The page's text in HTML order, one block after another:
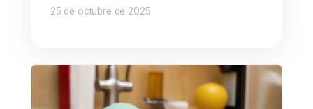
25 de octubre de 2025